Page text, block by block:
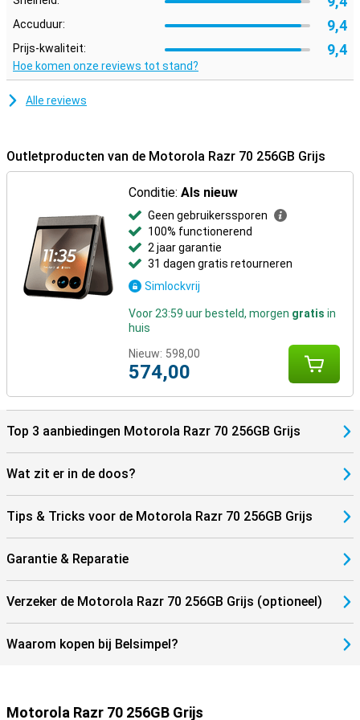
Accuduur: 9,4
Prijs-kwaliteit: 9,4
Hoe komen onze reviews tot stand?
Alle reviews
Outletproducten van de Motorola Razr 70 256GB Grijs
Conditie:Als nieuw
Geen gebruikerssporen
100% functionerend
2 jaar garantie
31 dagen gratis retourneren
Simlockvrij
Voor 23:59 uur besteld, morgen gratis in
huis
Nieuw: 598,00
574,00
Top 3 aanbiedingen Motorola Razr 70 256GB Grijs
Wat zit er in de doos?
Tips & Tricks voor de Motorola Razr 70 256GB Grijs
Garantie & Reparatie
Verzeker de Motorola Razr 70 256GB Grijs (optioneel)
Waarom kopen bij Belsimpel?
Motorola Razr 70 256GB Grijs